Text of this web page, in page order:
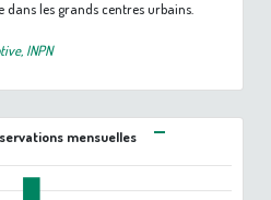
dans les grands centres urbains.
INPN
mensuelles